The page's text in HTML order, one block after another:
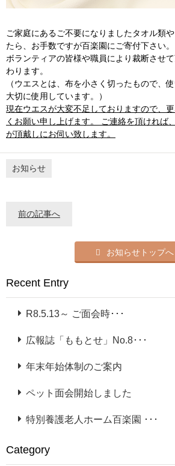
ご家庭にあるご不要になりましたタオル類
たら、お手数ですが百楽園にご寄付下さい。
ボランティアの皆様や職員により裁断させ
わります。
（ウエスとは、布を小さく切ったもので、
大切に使用しています。）
現在ウエスが大変不足しておりますので、
くお願い申し上げます。 ご連絡を頂ければ
が頂戴しにお伺い致します。
お知らせ
前の記事へ
お知らせトップへ
Recent Entry
R8.5.13～ ご面会時･･･
広報誌「ももとせ」No.8･･･
年末年始体制のご案内
ペット面会開始しました
特別養護老人ホーム百楽園 ･･･
Category